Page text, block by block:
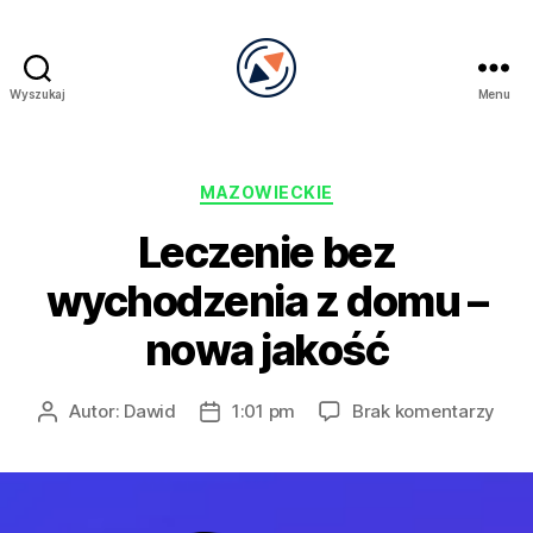
Wyszukaj Menu
Kategorie
MAZOWIECKIE
Leczenie bez
wychodzenia z domu –
nowa jakość
AutorAutor: Dawid
Data1:01 pm Brak komentarzy